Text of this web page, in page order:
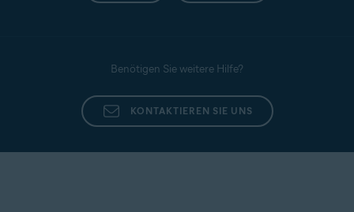
Benötigen Sie weitere Hilfe?
KONTAKTIEREN SIE UNS